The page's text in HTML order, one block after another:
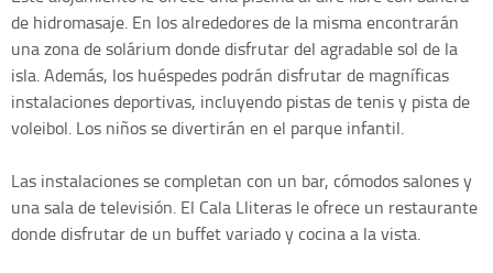
de hidromasaje. En los alrededores de la misma encontrarán
una zona de solárium donde disfrutar del agradable sol de la
isla. Además, los huéspedes podrán disfrutar de magníficas
instalaciones deportivas, incluyendo pistas de tenis y pista de
voleibol. Los niños se divertirán en el parque infantil.
Las instalaciones se completan con un bar, cómodos salones y
una sala de televisión. El Cala Lliteras le ofrece un restaurante
donde disfrutar de un buffet variado y cocina a la vista.